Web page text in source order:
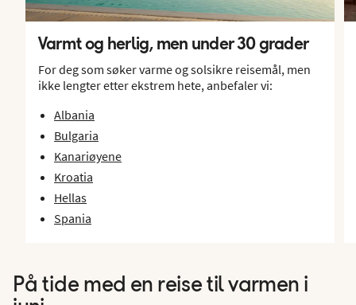
Varmt og herlig, men under 30 grader
For deg som søker varme og solsikre reisemål, men
ikke lengter etter ekstrem hete, anbefaler vi:
Albania
Bulgaria
Kanariøyene
Kroatia
Hellas
Spania
På tide med en reise til varmen i